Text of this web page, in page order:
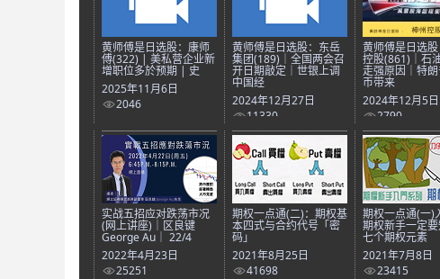
黄师傅是日选股：康师
傅(322) | 美私营企业新
增职位多於预期 | 史
2025年11月6日
2046
黄师傅是日选股：东岳
集团(189)｜全国两会召
开日期敲定｜世银上调
中国经
2024年12月27日
11330
黄师傅是日选
控股(861)｜石
走强原因｜特
币带来
2024年12月5日
2790
实战五招应对跌荡市况
(网上讲座)｜区良键
George Au｜ 22/4
2022年4月23日
25251
期权一点通(二)：期权基
本四式与合约代号「密
码」
2021年8月25日
41698
期权一点通(一)
期权新手一定
七个期权元素
2021年7月8日
23415